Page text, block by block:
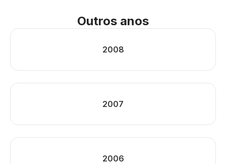
Outros anos
2008
2007
2006